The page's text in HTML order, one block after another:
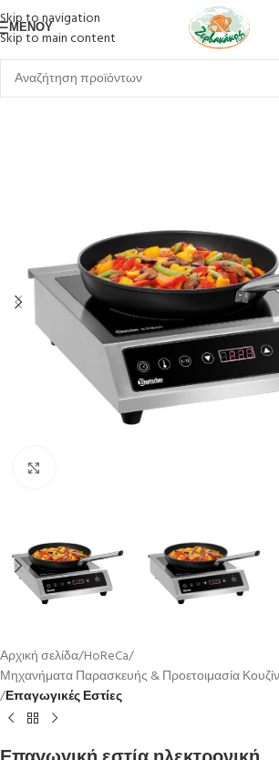
Skip to navigation
Skip to main content
ΜΕΝΟΎ
Αρχική σελίδα HoReCa
Μηχανήματα Παρασκευής & Προετοιμασία
Επαγωγικές Εστίες